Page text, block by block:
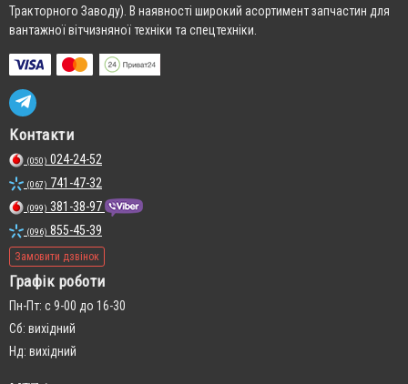
Тракторного Заводу). В наявності широкий асортимент запчастин для
вантажної вітчизняної техніки та спецтехніки.
Контакти
(050) 024-24-52
(067) 741-47-32
(099) 381-38-97
(096) 855-45-39
Замовити дзвінок
Графік роботи
Пн-Пт: с 9-00 до 16-30
Сб: вихідний
Нд: вихідний